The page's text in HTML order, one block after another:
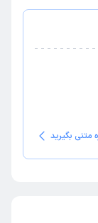
متنی بگیرید